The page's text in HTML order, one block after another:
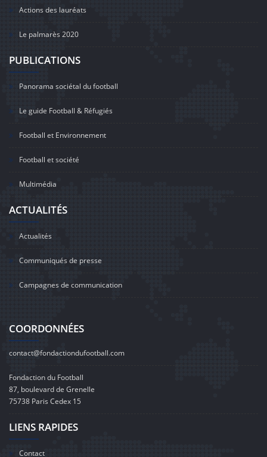
Actions des lauréats
Le palmarès 2020
PUBLICATIONS
Panorama sociétal du football
Le guide Football & Réfugiés
Football et Environnement
Football et société
Multimédia
ACTUALITÉS
Actualités
Communiqués de presse
Campagnes de communication
COORDONNÉES
contact@fondactiondufootball.com
Fondaction du Football
87, boulevard de Grenelle
75738 Paris Cedex 15
LIENS RAPIDES
Contact